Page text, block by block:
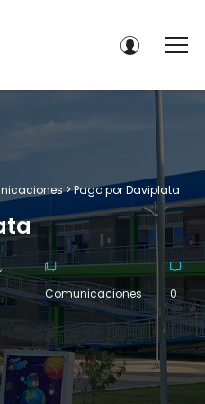
>Pago por Daviplata
Comunicaciones 0